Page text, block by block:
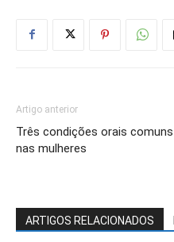
Artigo anterior
Três condições orais comuns
nas mulheres
ARTIGOS RELACIONADOS